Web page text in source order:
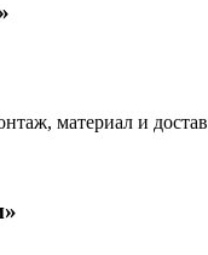
материал и